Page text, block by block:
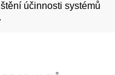
účinnosti systémů